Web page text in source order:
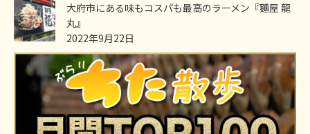
大府市にある味もコスパも最高のラーメン『麵屋 龍
丸』
2022年9月22日